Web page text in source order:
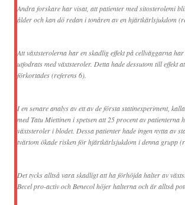
Andra forskare har visat, att patienter med sitosterolemi
ålder och kan dö redan i tonåren av en hjärtkärlsjukdom
Att växtsterolerna har en skadlig effekt på cellväggarna
utfodrats med växtsteroler. Detta hade dessutom till effekt
förkortades (referens 6).
I en senare analys av ett av de första statinexperiment,
med Tatu Miettinen i spetsen att 25 procent av patienterna
växtsteroler i blodet. Dessa patienter hade ingen nytta av
tvärtom ökade risken för hjärtkärlsjukdom i denna grupp
Det tycks alltså vara skadligt att ha förhöjda halter av
Becel pro-activ och Benecol höjer halterna och är alltså